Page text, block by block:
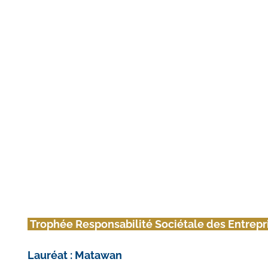
Trophée Responsabilité Sociétale des
Lauréat : Matawan